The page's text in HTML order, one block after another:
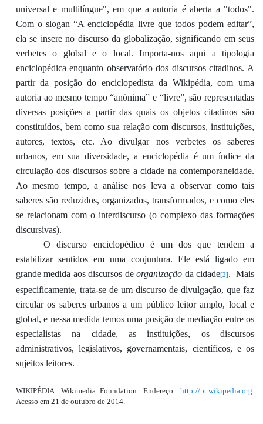
universal e multilíngue", em que a autoria é aberta a "todos".
Com o slogan “A enciclopédia livre que todos podem editar”,
ela se insere no discurso da globalização, significando em seus
verbetes o global e o local. Importa-nos aqui a tipologia
enciclopédica enquanto observatório dos discursos citadinos. A
partir da posição do enciclopedista da Wikipédia, com uma
autoria ao mesmo tempo “anônima” e “livre”, são representadas
diversas posições a partir das quais os objetos citadinos são
constituídos, bem como sua relação com discursos, instituições,
autores, textos, etc. Ao divulgar
nos verbetes os saberes
urbanos, em sua diversidade, a enciclopédia é um índice da
circulação dos discursos sobre a cidade na contemporaneidade.
Ao mesmo tempo, a análise nos leva a observar como tais
saberes são reduzidos, organizados, transformados, e como eles
se relacionam com o interdiscurso (o complexo das formações
discursivas).
O discurso enciclopédico é um dos que tendem a
estabilizar sentidos em uma conjuntura. Ele está ligado em
grande medida aos discursos de organização da cidade[2] . Mais
especificamente, trata-se de um discurso de divulgação, que faz
circular os saberes urbanos a um público leitor amplo, local e
global, e nessa medida temos uma posição de mediação entre os
especialistas na cidade, as instituições, os discursos
administrativos, legislativos, governamentais, científicos, e os
sujeitos leitores.
WIKIPÉDIA. Wikimedia Foundation. Endereço: http://pt.wikipedia.org
Acesso em 21 de outubro de 2014.